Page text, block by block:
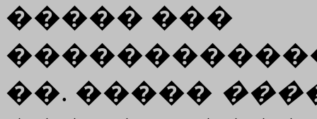
����� ���
��. �����